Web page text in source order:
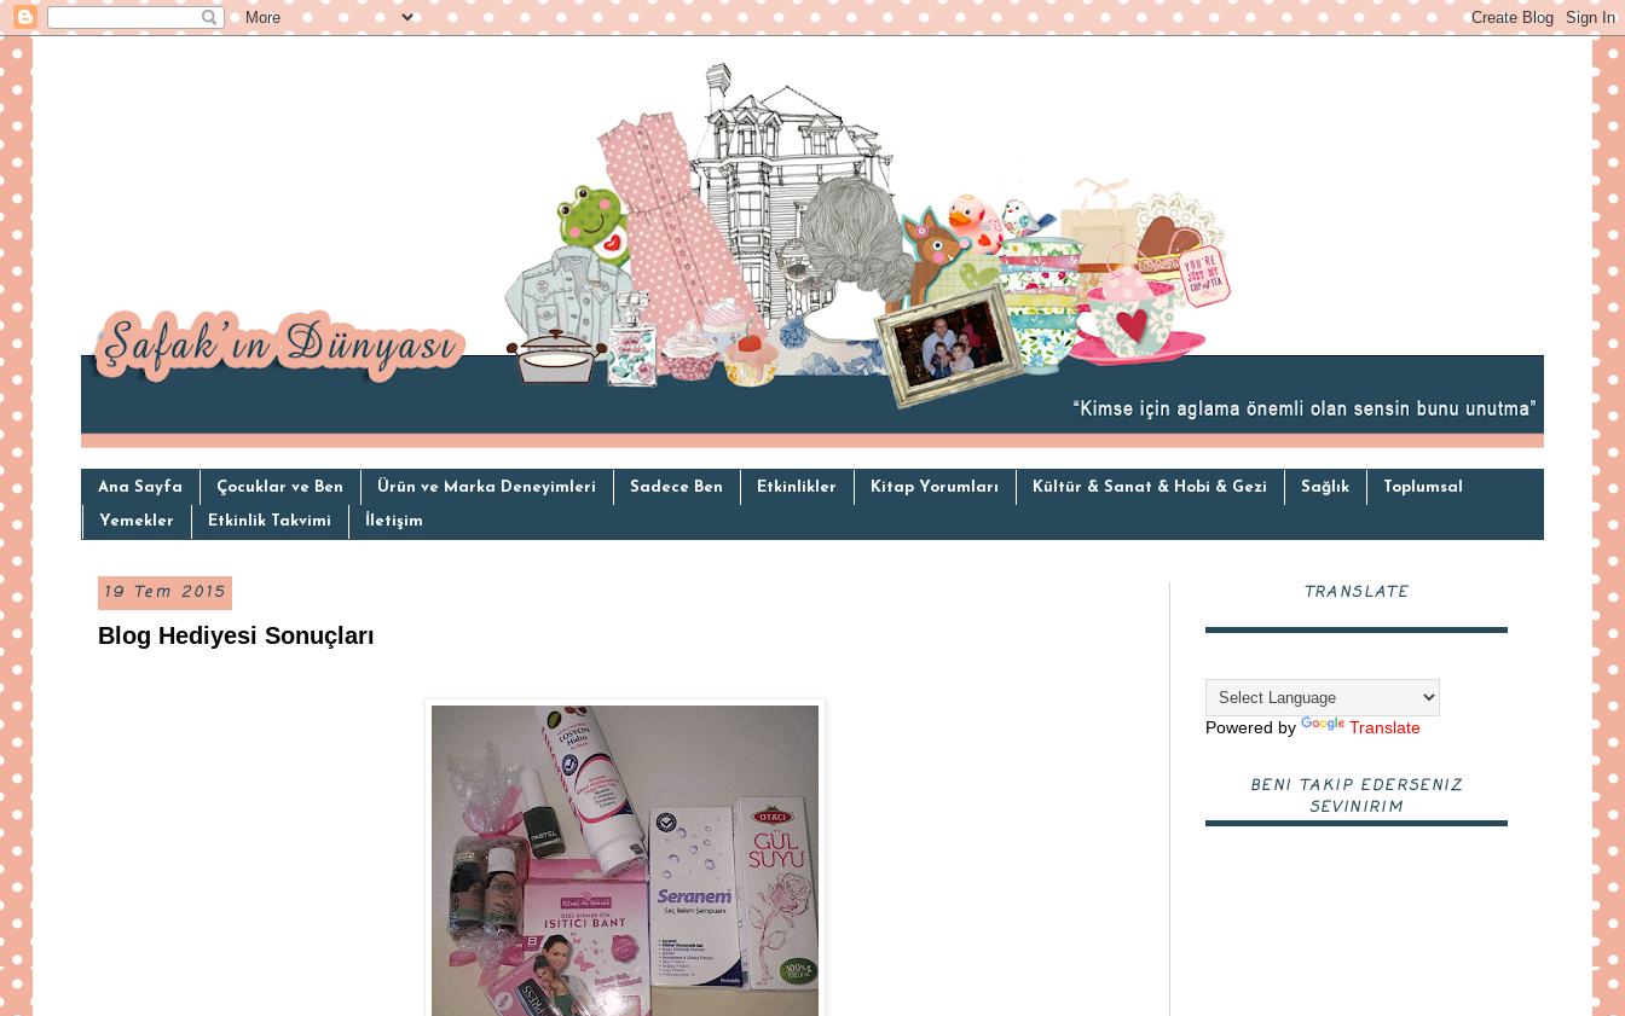
Ana Sayfa Çocuklar ve Ben Ürün ve Marka Deneyimleri Sadece Ben Etkinlikler Kitap Yorumları Kültür & Sanat & Hobi & Gezi Sağlık Toplumsal
Yemekler Etkinlik Takvimi İletişim
19 Tem 2015
Blog Hediyesi Sonuçları
TRANSLATE
Powered by Translate
BENI TAKIP EDERSENIZ
SEVINIRIM